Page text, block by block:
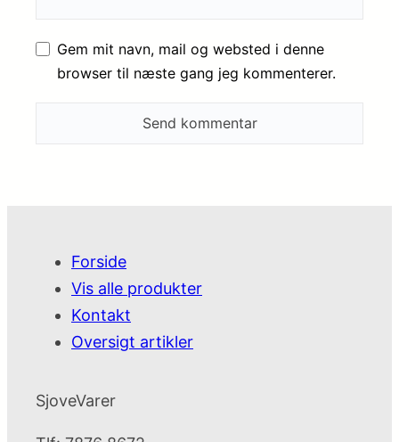
Gem mit navn, mail og websted i denne
browser til næste gang jeg kommenterer.
Forside
Vis alle produkter
Kontakt
Oversigt artikler
SjoveVarer